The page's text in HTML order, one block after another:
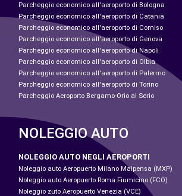
Parcheggio economico all'aeroporto di Bologna
Parcheggio economico all'aeroporto di Catania
Parcheggio economico all'aeroporto di Comiso
Parcheggio economico all'aeroporto di Genova
Parcheggio economico all'aeroporto di Napoli
Parcheggio economico all'aeroporto di Olbia
Parcheggio economico all'aeroporto di Palermo
Parcheggio economico all'aeroporto di Torino
Parcheggio Aeroporto Bergamo-Orio al Serio
NOLEGGIO AUTO
NOLEGGIO AUTO NEGLI AEROPORTI
Noleggio auto Aeropuerto Milano Malpensa (MXP)
Noleggio auto Aeropuerto Roma Fiumicino (FCO)
Noleggio zuto Aeropuerto Venezia (VCE)